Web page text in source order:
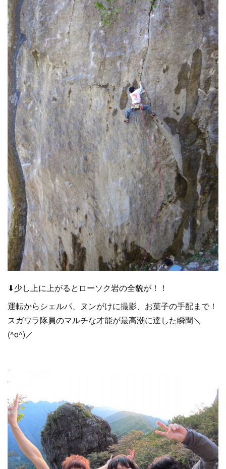
⬇少し上に上がるとローソク岩の全貌が！！
運転からシェルパ、ヌンがけに撮影、お菓子の手配まで！
スガワラ隊員のマルチな才能が最高潮に達した瞬間＼
(^o^)／